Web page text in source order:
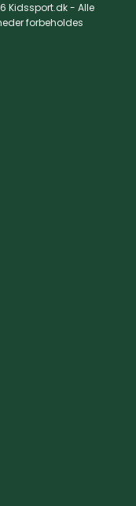
Kidssport.dk - Alle
forbeholdes